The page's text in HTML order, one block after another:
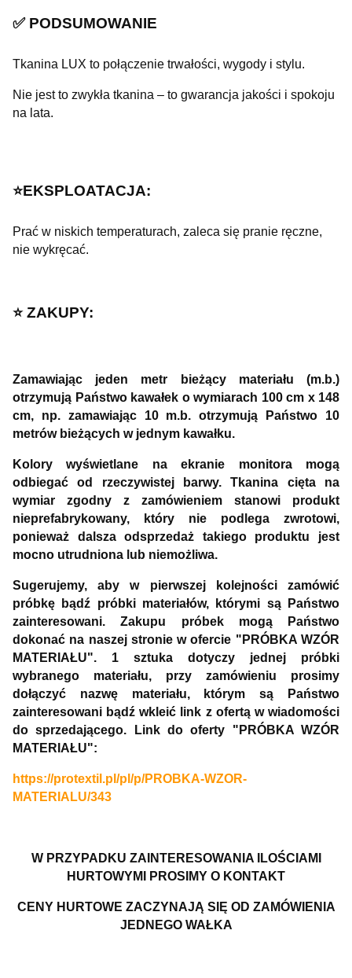
✅ PODSUMOWANIE
Tkanina LUX to połączenie trwałości, wygody i stylu.
Nie jest to zwykła tkanina – to gwarancja jakości i spokoju
na lata.
⭐️EKSPLOATACJA:
Prać w niskich temperaturach, zaleca się pranie ręczne,
nie wykręcać.
⭐️ ZAKUPY:
Zamawiając jeden metr bieżący materiału (m.b.)
otrzymują Państwo kawałek o wymiarach 100 cm x 148
cm, np. zamawiając 10 m.b. otrzymują Państwo 10
metrów bieżących w jednym kawałku.
Kolory wyświetlane na ekranie monitora mogą
odbiegać od rzeczywistej barwy. Tkanina cięta na
wymiar zgodny z zamówieniem stanowi produkt
nieprefabrykowany, który nie podlega zwrotowi,
ponieważ dalsza odsprzedaż takiego produktu jest
mocno utrudniona lub niemożliwa.
Sugerujemy, aby w pierwszej kolejności zamówić
próbkę bądź próbki materiałów, którymi są Państwo
zainteresowani. Zakupu próbek mogą Państwo
dokonać na naszej stronie w ofercie "PRÓBKA WZÓR
MATERIAŁU". 1 sztuka dotyczy jednej próbki
wybranego materiału, przy zamówieniu prosimy
dołączyć nazwę materiału, którym są Państwo
zainteresowani bądź wkleić link z ofertą w wiadomości
do sprzedającego. Link do oferty "PRÓBKA WZÓR
MATERIAŁU":
https://protextil.pl/pl/p/PROBKA-WZOR-
MATERIALU/343
W PRZYPADKU ZAINTERESOWANIA ILOŚCIAMI
HURTOWYMI PROSIMY O KONTAKT
CENY HURTOWE ZACZYNAJĄ SIĘ OD ZAMÓWIENIA
JEDNEGO WAŁKA